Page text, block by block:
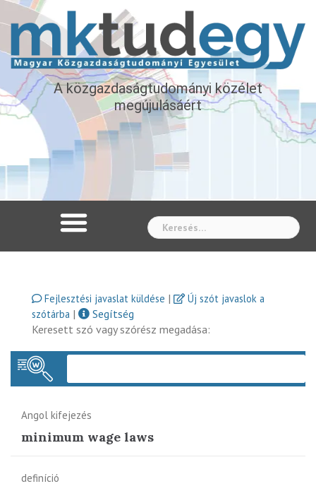
A közgazdaságtudományi közélet
megújulásáért
Fejlesztési javaslat küldése |
Új szót javaslok a
szótárba |
Segítség
Keresett szó vagy szórész megadása:
Angol kifejezés
minimum wage laws
definíció